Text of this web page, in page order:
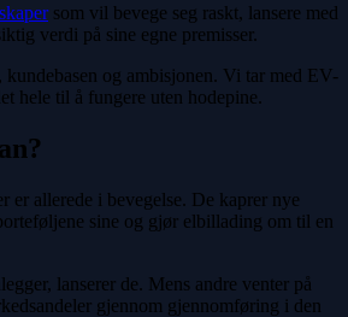
som vil bevege seg raskt, lansere med
verdi på sine egne premisser.
kundebasen og ambisjonen. Vi tar med EV-
hele til å fungere uten hodepine.
er allerede i bevegelse. De kaprer nye
sine og gjør elbillading om til en
lanserer de. Mens andre venter på
gjennom gjennomføring i den